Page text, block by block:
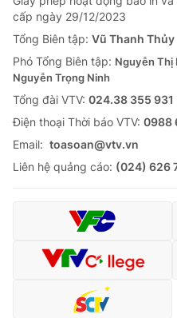
cấp ngày 29/12/2023
Tổng Biên tập: Vũ Thanh Thủy
Phó Tổng Biên tập: Nguyễn Thị
Nguyễn Trọng Ninh
Tổng đài VTV: 024.38 355
Ðiện thoại Thời báo VTV: 0988
Email: toasoan@vtv.vn
Liên hệ quảng cáo: (024) 626